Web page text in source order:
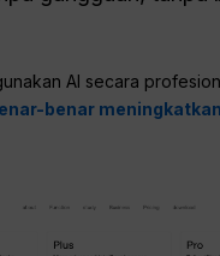
AI secara
benar meningkatkan